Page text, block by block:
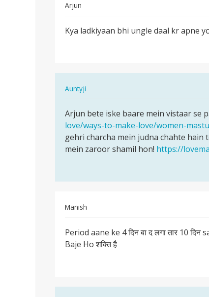
Arjun
Kya
Kya ladkiyaan bhi ungle daal kr apne
Auntyji
to
Kya
ladkiyaan
bhi
by
Arjun
bete
iske
baare
Arjun bete iske baare mein vistaar se
love/ways-to-make-love/women-
gehri charcha mein judna chahte hain
mein zaroor shamil hon! https://
Manish
Period
aane
Period aane ke 4 दिन बा द लगा तार 10
Baje Ho शक्ति है